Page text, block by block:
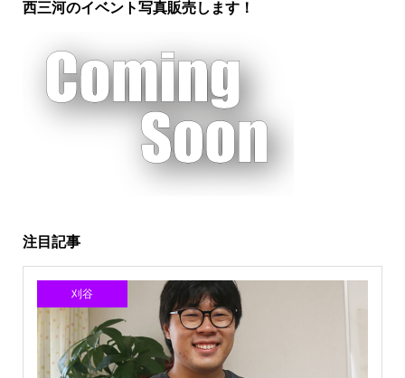
西三河のイベント写真販売します！
注目記事
刈谷